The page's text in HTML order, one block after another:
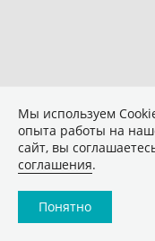
Мы используем
опыта работы на
сайт, вы
соглашения.
Понятно